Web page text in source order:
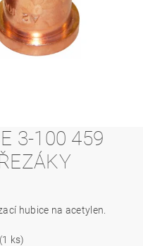
3-100 459
hubice na acetylen.
(1 ks)